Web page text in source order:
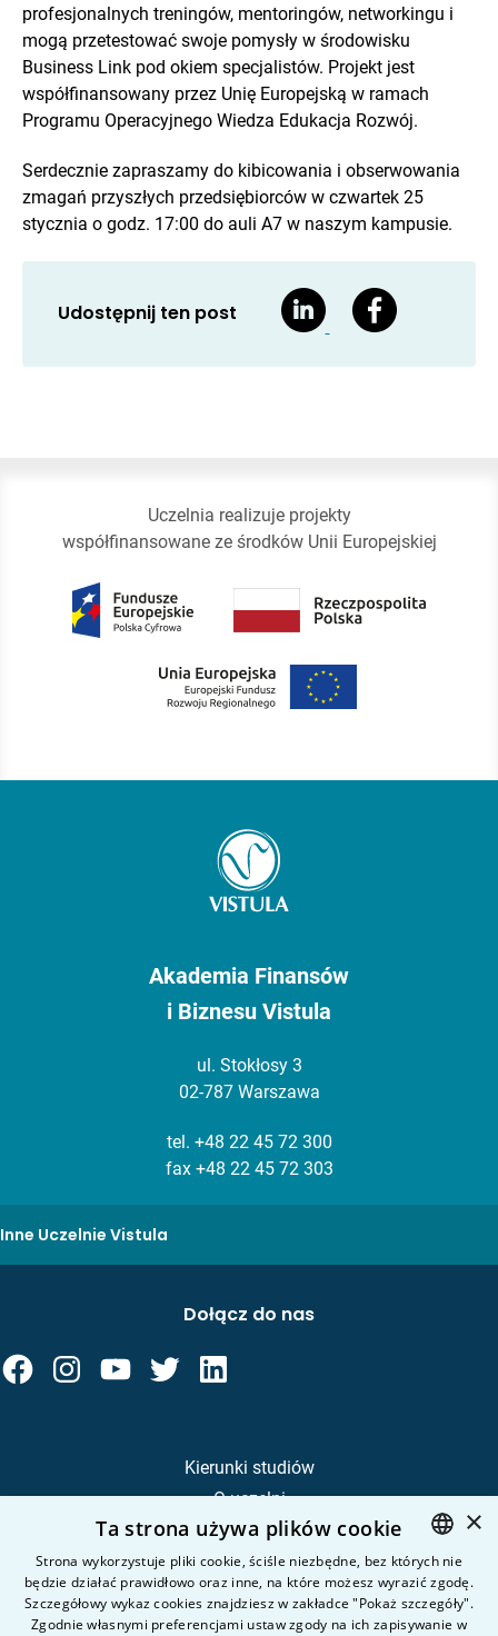
profesjonalnych treningów, mentoringów, networkingu i
mogą przetestować swoje pomysły w środowisku
Business Link pod okiem specjalistów. Projekt jest
współfinansowany przez Unię Europejską w ramach
Programu Operacyjnego Wiedza Edukacja Rozwój.
Serdecznie zapraszamy do kibicowania i obserwowania
zmagań przyszłych przedsiębiorców w czwartek 25
stycznia o godz. 17:00 do auli A7 w naszym kampusie.
Udostępnij ten post
Uczelnia realizuje projekty
współfinansowane ze środków Unii Europejskiej
Akademia Finansów
i Biznesu Vistula
ul. Stokłosy 3
02-787 Warszawa
tel. +48 22 45 72 300
fax +48 22 45 72 303
Inne Uczelnie Vistula
Kierunki studiów
O uczelni
Kandydat
Student
Nauka i badania
Dołącz do nas
POLISH
ENGLISH
×
Ta strona używa plików cookie
Strona wykorzystuje pliki cookie, ściśle niezbędne, bez których nie
będzie działać prawidłowo oraz inne, na które możesz wyrazić zgodę.
Szczegółowy wykaz cookies znajdziesz w zakładce "Pokaż szczegóły".
Zgodnie własnymi preferencjami ustaw zgody na ich zapisywanie w